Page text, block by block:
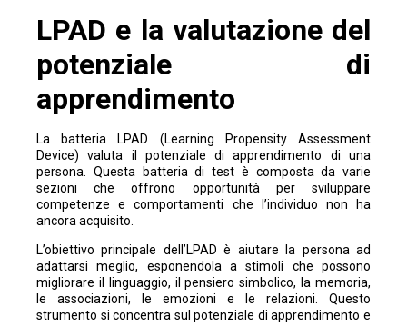
LPAD e la valutazione del
potenziale di
apprendimento
La batteria LPAD (Learning Propensity Assessment
Device) valuta il potenziale di apprendimento di una
persona. Questa batteria di test è composta da varie
sezioni che offrono opportunità per sviluppare
competenze e comportamenti che l’individuo non ha
ancora acquisito.
L’obiettivo principale dell’LPAD è aiutare la persona ad
adattarsi meglio, esponendola a stimoli che possono
migliorare il linguaggio, il pensiero simbolico, la memoria,
le associazioni, le emozioni e le relazioni. Questo
strumento si concentra sul potenziale di apprendimento e